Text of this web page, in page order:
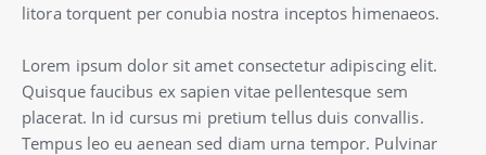
litora torquent per conubia nostra inceptos himenaeos.
Lorem ipsum dolor sit amet consectetur adipiscing elit.
Quisque faucibus ex sapien vitae pellentesque sem
placerat. In id cursus mi pretium tellus duis convallis.
Tempus leo eu aenean sed diam urna tempor. Pulvinar